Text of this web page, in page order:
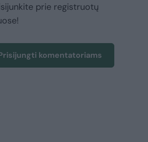
prie registruotų
komentatoriams